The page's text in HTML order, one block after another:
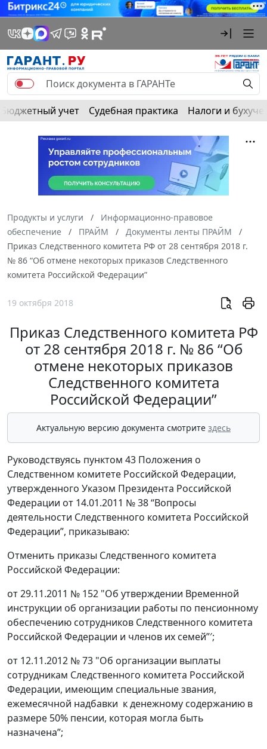
Бюджетный учет Судебная практика Налоги и
Продукты и услуги
Информационно-правовое
обеспечение
ПРАЙМ
Документы ленты ПРАЙМ
Приказ Следственного комитета РФ от 28 сентября 2018 г.
№ 86 “Об отмене некоторых приказов Следственного
комитета Российской Федерации”
19 октября 2018
Приказ Следственного комитета РФ
от 28 сентября 2018 г. № 86 “Об
отмене некоторых приказов
Следственного комитета
Российской Федерации”
Актуальную версию документа смотрите здесь
Руководствуясь пунктом 43 Положения о
Следственном комитете Российской Федерации,
утвержденного Указом Президента Российской
Федерации от 14.01.2011 № 38 “Вопросы
деятельности Следственного комитета Российской
Федерации”, приказываю:
Отменить приказы Следственного комитета
Российской Федерации:
от 29.11.2011 № 152 "Об утверждении Временной
инструкции об организации работы по пенсионному
обеспечению сотрудников Следственного комитета
Российской Федерации и членов их семей”′;
от 12.11.2012 № 73 "Об организации выплаты
сотрудникам Следственного комитета Российской
Федерации, имеющим специальные звания,
ежемесячной надбавки к денежному содержанию в
размере 50% пенсии, которая могла быть
назначена”;